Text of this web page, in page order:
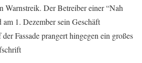
Warnstreik. Der Betreiber einer “Nah
1. Dezember sein Geschäft
Fassade prangert hingegen ein großes